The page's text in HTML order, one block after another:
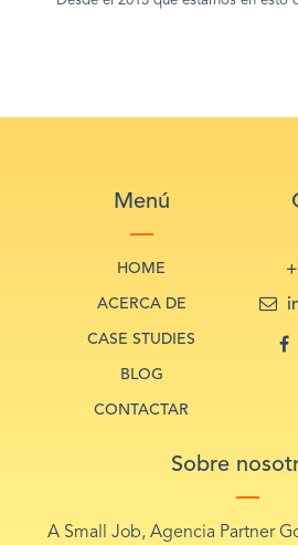
Menú
HOME
ACERCA DE
CASE STUDIES
BLOG
CONTACTAR
Sobre
A Small Job, Agencia Partner